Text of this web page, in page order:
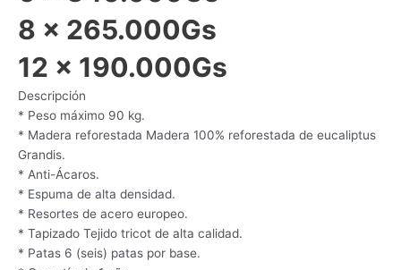
8 x 265.000Gs
12 x 190.000Gs
Descripción
* Peso máximo 90 kg.
* Madera reforestada Madera 100% reforestada de eucaliptus
Grandis.
* Anti-Ácaros.
* Espuma de alta densidad.
* Resortes de acero europeo.
* Tapizado Tejido tricot de alta calidad.
* Patas 6 (seis) patas por base.